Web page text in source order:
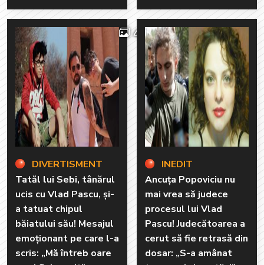
4
DIVERTISMENT
Tatăl lui Sebi, tânărul
ucis cu Vlad Pascu, și-
a tatuat chipul
băiatului său! Mesajul
emoționant pe care l-a
scris: „Mă întreb oare
INEDIT
Ancuța Popoviciu nu
mai vrea să judece
procesul lui Vlad
Pascu! Judecătoarea a
cerut să fie retrasă din
dosar: „S-a amânat